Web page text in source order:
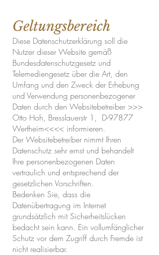
Geltungsbereich
Diese Datenschutzerklärung soll die
Nutzer dieser Website gemäß
Bundesdatenschutzgesetz und
Telemediengesetz über die Art, den
Umfang und den Zweck der Erhebung
und Verwendung personenbezogener
Daten durch den Websitebetreiber >>>
Otto Hoh, Bresslauerstr 1, D-97877
Wertheim<<<< informieren.
Der Websitebetreiber nimmt Ihren
Datenschutz sehr ernst und behandelt
Ihre personenbezogenen Daten
vertraulich und entsprechend der
gesetzlichen Vorschriften.
Bedenken Sie, dass die
Datenübertragung im Internet
grundsätzlich mit Sicherheitslücken
bedacht sein kann. Ein vollumfänglicher
Schutz vor dem Zugriff durch Fremde ist
nicht realisierbar.